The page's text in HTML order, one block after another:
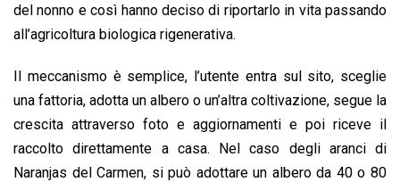
del nonno e così hanno deciso di riportarlo in vita passando
all’agricoltura biologica rigenerativa.
Il meccanismo è semplice, l’utente entra sul sito, sceglie
una fattoria, adotta un albero o un’altra coltivazione, segue la
crescita attraverso foto e aggiornamenti e poi riceve il
raccolto direttamente a casa. Nel caso degli aranci di
Naranjas del Carmen, si può adottare un albero da 40 o 80